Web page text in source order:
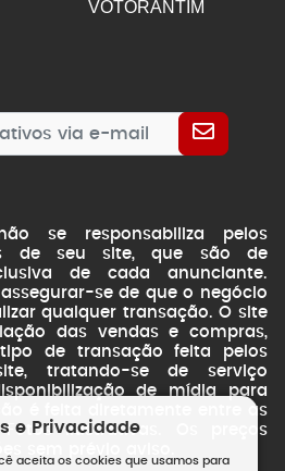
VOTORANTIM
se responsabiliza pelos
de seu site, que são de
de cada anunciante.
se de que o negócio
qualquer transação. O site
das vendas e compras,
de transação feita pelos
tratando-se de serviço
de mídia para
é feita diretamente entre as
Fotos ilustrativas. Os preços
sem prévio aviso.
e Privacidade
aceita os cookies que usamos para